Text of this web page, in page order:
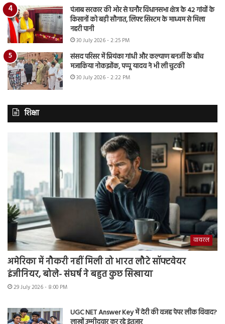
पंजाब सरकार की ओर से घनौर विधानसभा क्षेत्र के 42 गांवों के
किसानों को बड़ी सौगात, लिफ्ट सिस्टम के माध्यम से मिला
नहरी पानी
30 July 2026 - 2:25 PM
संसद परिसर में प्रियंका गांधी और कल्याण बनर्जी के बीच
मजाकिया नोकझोंक, पप्पू यादव ने भी ली चुटकी
30 July 2026 - 2:22 PM
शिक्षा
वायरल
अमेरिका में नौकरी नहीं मिली तो भारत लौटे सॉफ्टवेयर
इंजीनियर, बोले- संघर्ष ने बहुत कुछ सिखाया
29 July 2026 - 8:00 PM
UGC NET Answer Key में देरी की वजह पेपर लीक विवाद?